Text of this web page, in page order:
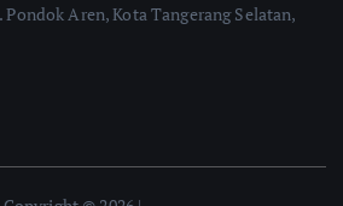
Pondok Aren, Kota Tangerang Selatan,